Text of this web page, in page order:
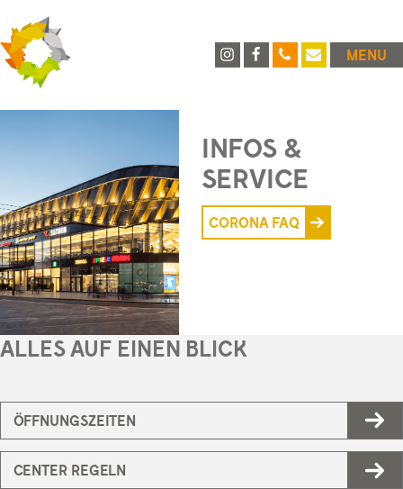
MENU
INFOS &
SERVICE
CORONA FAQ
ALLES AUF EINEN BLICK
ÖFFNUNGSZEITEN
CENTER REGELN